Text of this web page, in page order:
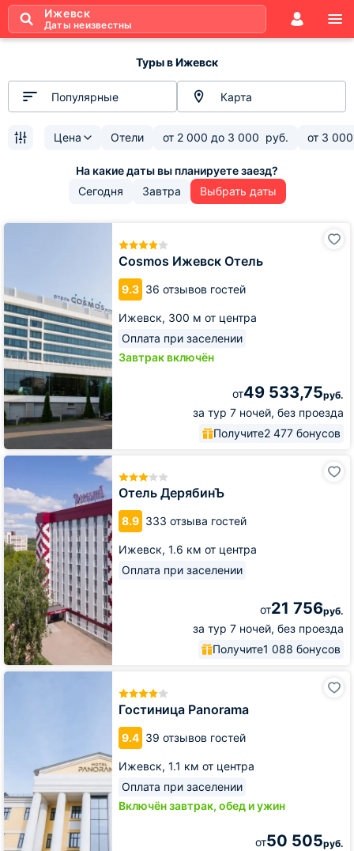
Ижевск
Даты неизвестны
Туры в Ижевск
Популярные Карта
Цена Отели от 2 000 до 3 000 руб. от 3 000
Сегодня Завтра Выбрать даты
Cosmos Ижевск Отель
9.3 36 отзывов гостей
Ижевск, 300 м от центра
Оплата при заселении
Завтрак включён
от49 533,75руб.
за тур 7 ночей, без проезда
Получите2 477 бонусов
Cosmos
Отель ДерябинЪ
8.9 333 отзыва гостей
Ижевск, 1.6 км от центра
Оплата при заселении
от21 756руб.
за тур 7 ночей, без проезда
Получите1 088 бонусов
Отель
Гостиница Panorama
9.4 39 отзывов гостей
Ижевск, 1.1 км от центра
Оплата при заселении
Включён завтрак, обед и ужин
от50 505руб.
Гостиница